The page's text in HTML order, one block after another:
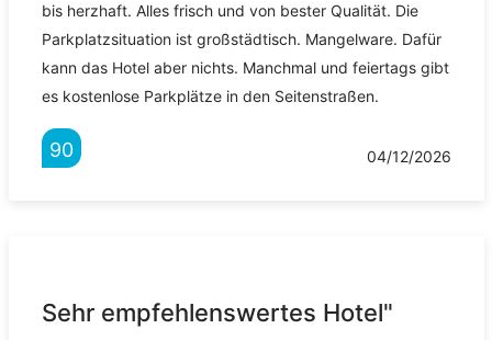
bis herzhaft. Alles frisch und von bester Qualität. Die
Parkplatzsituation ist großstädtisch. Mangelware. Dafür
kann das Hotel aber nichts. Manchmal und feiertags gibt
es kostenlose Parkplätze in den Seitenstraßen.
90 04/12/2026
Sehr empfehlenswertes Hotel"